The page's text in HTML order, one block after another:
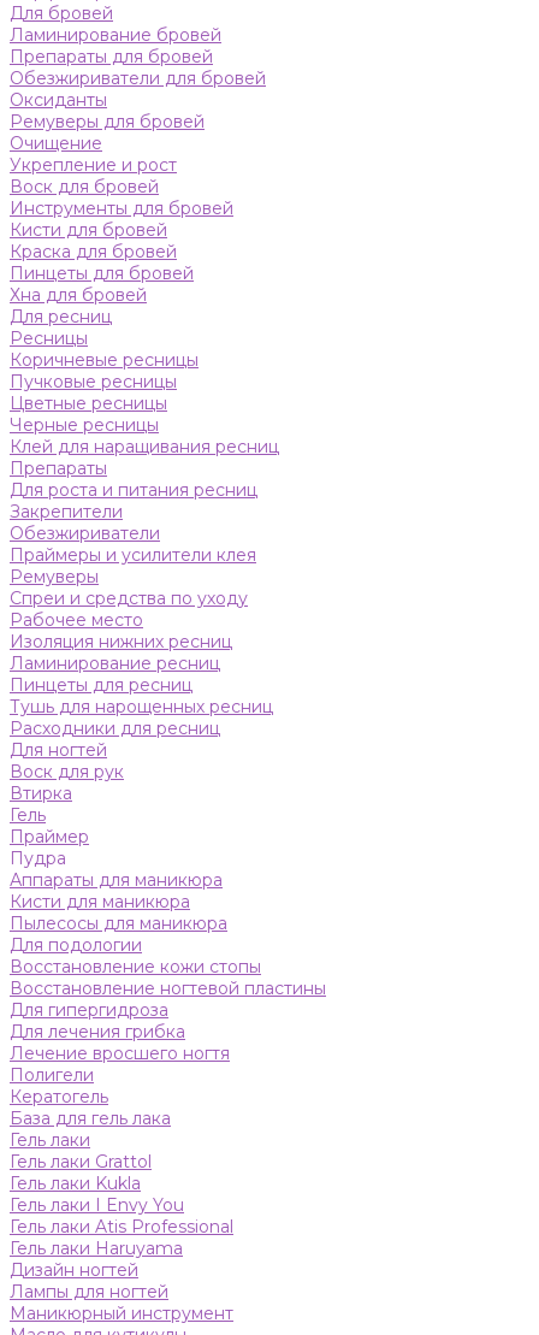
Для бровей
Ламинирование бровей
Препараты для бровей
Обезжириватели для бровей
Оксиданты
Ремуверы для бровей
Очищение
Укрепление и рост
Воск для бровей
Инструменты для бровей
Кисти для бровей
Краска для бровей
Пинцеты для бровей
Хна для бровей
Для ресниц
Ресницы
Коричневые ресницы
Пучковые ресницы
Цветные ресницы
Черные ресницы
Клей для наращивания ресниц
Препараты
Для роста и питания ресниц
Закрепители
Обезжириватели
Праймеры и усилители клея
Ремуверы
Спреи и средства по уходу
Рабочее место
Изоляция нижних ресниц
Ламинирование ресниц
Пинцеты для ресниц
Тушь для нарощенных ресниц
Расходники для ресниц
Для ногтей
Воск для рук
Втирка
Гель
Праймер
Пудра
Аппараты для маникюра
Кисти для маникюра
Пылесосы для маникюра
Для подологии
Восстановление кожи стопы
Восстановление ногтевой пластины
Для гипергидроза
Для лечения грибка
Лечение вросшего ногтя
Полигели
Кератогель
База для гель лака
Гель лаки
Гель лаки Grattol
Гель лаки Kukla
Гель лаки I Envy You
Гель лаки Atis Professional
Гель лаки Haruyama
Дизайн ногтей
Лампы для ногтей
Маникюрный инструмент